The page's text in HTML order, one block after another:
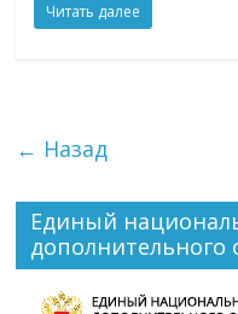
Читать далее
← Назад
Единый
дополнительного